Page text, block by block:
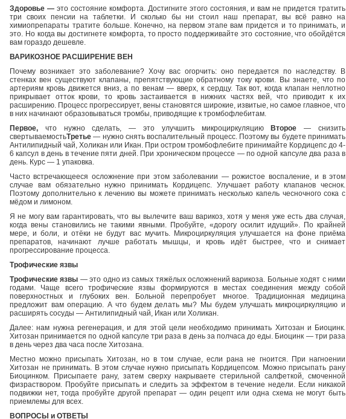
Здоровье — это состояние комфорта. Достигните этого состояния, и вам не придется тратить
три своих пенсии на таблетки. И сколько бы ни стоил наш препарат, вы всё равно на
химиопрепараты тратите больше. Конечно, на первом этапе вам придется и то принимать, и
это. Но когда вы достигнете комфорта, то просто поддерживайте это состояние, что обойдётся
вам гораздо дешевле.
ВАРИКОЗНОЕ РАСШИРЕНИЕ ВЕН
Почему возникает это заболевание? Хочу вас огорчить: оно передается по наследству. В
стенках вен существуют клапаны, препятствующие обратному току крови. Вы знаете, что по
артериям кровь движется вниз, а по венам — вверх, к сердцу. Так вот, когда клапан неплотно
прикрывает отток крови, то кровь застаивается в нижних частях вей, что приводит к их
расширению. Процесс прогрессирует, вены становятся широкие, извитые, но самое главное, что
в них начинают образовываться тромбы, приводящие к тромбофлебитам.
Первое, что нужно сделать, — это улучшить микроциркуляциюВторое — снизить
свертываемостьТретье— нужно снять воспалительный процесс. Поэтому вы будете принимать
Антилипидный чай, Холикан или Икан. При остром тромбофлебите принимайте Кордицепс до 4-
6 капсул в день в течение пяти дней. При хроническом процессе — по одной капсуле два раза в
день. Курс — 1 упаковка.
Часто встречающееся осложнение при этом заболевании — рожистое воспаление, и в этом
случае вам обязательно нужно принимать Кордицепс. Улучшает работу клапанов чеснок.
Поэтому дополнительно к лечению вы можете принимать несколько капель чесночного сока с
мёдом и лимоном.
Я не могу вам гарантировать, что вы вылечите ваш варикоз, хотя у меня уже есть два случая,
когда вены становились не такими явными. Пробуйте, «дорогу осилит идущий». По крайней
мере, и боли, и отёки не будут вас мучить. Микроциркуляция улучшается на фоне приёма
препаратов, начинают лучше работать мышцы, и кровь идёт быстрее, что и снимает
прогрессирование процесса.
Трофические язвы
Трофические язвы — это одно из самых тяжёлых осложнений варикоза. Больные ходят с ними
годами. Чаще всего трофические язвы формируются в местах соединения между собой
поверхностных и глубоких вен. Больной перепробует многое. Традиционная медицина
предложит вам операцию. А что будем делать мы? Мы будем улучшать микроциркуляцию и
расширять сосуды — Антилипидный чай, Икан или Холикан.
Далее: нам нужна регенерация, и для этой цели необходимо принимать Хитозан и Биоцинк.
Хитозан принимается по одной капсуле три раза в день за полчаса до еды. Биоцинк — три раза
в день через два часа после Хитозана.
Местно можно присыпать Хитозан, но в том случае, если рана не гноится. При нагноении
Хитозан не принимать. В этом случае нужно присыпать Кордицепсом. Можно присыпать рану
Биоцинком. Присыпаете рану, затем сверху накрываете стерильной салфеткой, смоченной
физраствором. Пробуйте присыпать и следить за эффектом в течение недели. Если никакой
подвижки нет, тогда пробуйте другой препарат — один рецепт или одна схема не могут быть
приемлемы для всех.
ВОПРОСЫ и ОТВЕТЫ